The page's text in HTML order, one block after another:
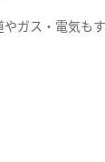
ガス・電気も